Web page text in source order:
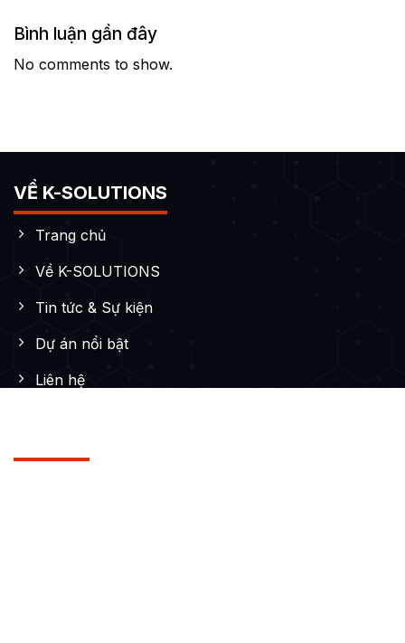
Bình luận gần đây
No comments to show.
VỀ K-SOLUTIONS
Trang chủ
Về K-SOLUTIONS
Tin tức & Sự kiện
Dự án nổi bật
Liên hệ